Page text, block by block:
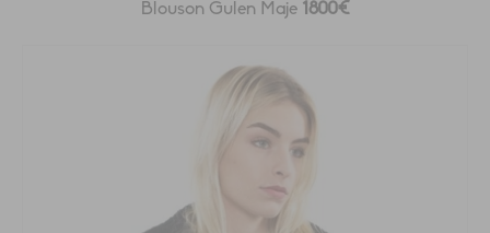
Blouson Gulen Maje 1800€